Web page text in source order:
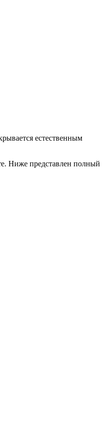
естественным
Ниже представлен полный